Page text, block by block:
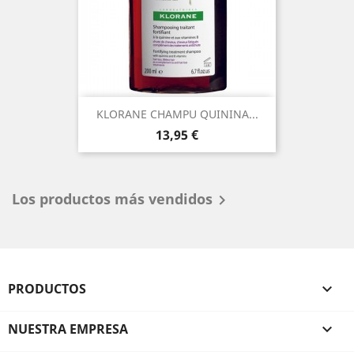
KLORANE CHAMPU QUININA...
Precio
13,95 €
Los productos más vendidos 
PRODUCTOS 
NUESTRA EMPRESA 